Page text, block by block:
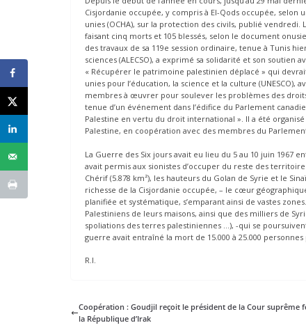
Cisjordanie occupée, y compris à El-Qods occupée,
unies (OCHA), sur la protection des civils, publié
faisant cinq morts et 105 blessés, selon le document
des travaux de sa 119e session ordinaire, tenue à Tunis
sciences (ALECSO), a exprimé sa solidarité et son
« Récupérer le patrimoine palestinien déplacé » qui
unies pour l’éducation, la science et la culture (UNESCO),
membres à œuvrer pour soulever les problèmes des
tenue d’un événement dans l’édifice du Parlement
Palestine en vertu du droit international ». Il a été
Palestine, en coopération avec des membres du
La Guerre des Six jours avait eu lieu du 5 au 10 juin 1967
avait permis aux sionistes d’occuper du reste des
Chérif (5.878 km²), les hauteurs du Golan de Syrie et le
richesse de la Cisjordanie occupée, – le cœur
planifiée et systématique, s’emparant ainsi de vastes
Palestiniens de leurs maisons, ainsi que des milliers de
spoliations des terres palestiniennes …), -qui se
guerre avait entraîné la mort de 15.000 à 25.000 personnes
R.I.
Coopération : Goudjil reçoit le président de la Cour suprême
la République d’Irak